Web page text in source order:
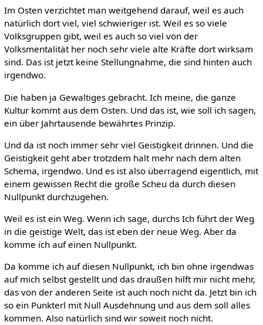
Im Osten verzichtet man weitgehend darauf, weil es auch
natürlich dort viel, viel schwieriger ist. Weil es so viele
Volksgruppen gibt, weil es auch so viel von der
Volksmentalität her noch sehr viele alte Kräfte dort wirksam
sind. Das ist jetzt keine Stellungnahme, die sind hinten auch
irgendwo.
Die haben ja Gewaltiges gebracht. Ich meine, die ganze
Kultur kommt aus dem Osten. Und das ist, wie soll ich sagen,
ein über Jahrtausende bewährtes Prinzip.
Und da ist noch immer sehr viel Geistigkeit drinnen. Und die
Geistigkeit geht aber trotzdem halt mehr nach dem alten
Schema, irgendwo. Und es ist also überragend eigentlich, mit
einem gewissen Recht die große Scheu da durch diesen
Nullpunkt durchzugehen.
Weil es ist ein Weg. Wenn ich sage, durchs Ich führt der Weg
in die geistige Welt, das ist eben der neue Weg. Aber da
komme ich auf einen Nullpunkt.
Da komme ich auf diesen Nullpunkt, ich bin ohne irgendwas
auf mich selbst gestellt und das draußen hilft mir nicht mehr,
das von der anderen Seite ist auch noch nicht da. Jetzt bin ich
so ein Punkterl mit Null Ausdehnung und aus dem soll alles
kommen. Also natürlich sind wir soweit noch nicht.